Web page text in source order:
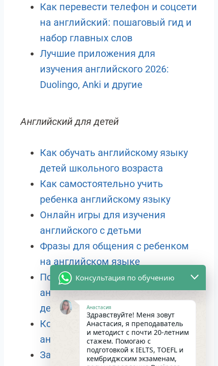
Как перевести телефон и соцсети
на английский: пошаговый гид и
набор главных слов
Лучшие приложения для
изучения английского 2026:
Duolingo, Anki и другие
Английский для детей
Как обучать английскому языку
детей школьного возраста
Как самостоятельно учить
ребенка английскому языку
Онлайн игры для изучения
английского с детьми
Фразы для общения с ребенком
на английском языке
Почему важно развивать
английское произношение с
детства
Когда мой ребенок заговорит на
английском?
Зачем детям сдавать
Консультация по обучению
Анастасия
Здравствуйте! Меня зовут
Анастасия, я преподаватель
и методист с почти 20-летним
стажем. Помогаю с
подготовкой к IELTS, TOEFL и
кембриджским экзаменам,